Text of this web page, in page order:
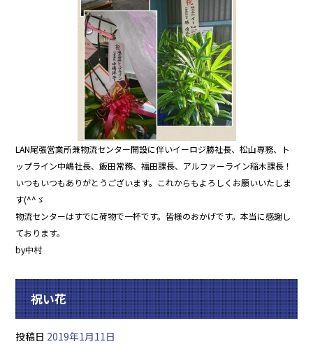
LAN尾張営業所兼物流センター開設に伴いイーロジ勝社長、松山専務、ト
ップライン中嶋社長、飯田常務、福田課長、アルファーライン稲木課長！
いつもいつもありがとうございます。これからもよろしくお願いいたしま
す(^^ゞ
物流センターはすでに荷物で一杯です。皆様のおかげです。本当に感謝し
ております。
by中村
祝い花
投稿日 2019年1月11日